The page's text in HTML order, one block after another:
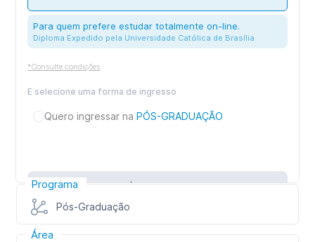
Programa
Pós-Graduação
Área
Para quem prefere estudar totalmente on-line.
Diploma Expedido pela Universidade Católica de Brasília
*Consulte condições
E selecione uma forma de ingresso
Quero ingressar naPÓS-GRADUAÇÃO
Inscreva-se